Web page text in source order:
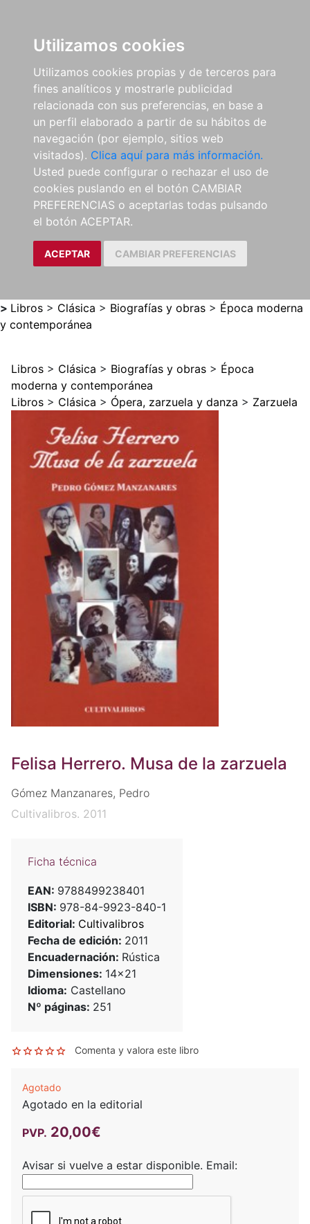
Utilizamos cookies
Utilizamos cookies propias y de terceros para
fines analíticos y mostrarle publicidad
relacionada con sus preferencias, en base a
un perfil elaborado a partir de su hábitos de
navegación (por ejemplo, sitios web
visitados). Clica aquí para más información.
Usted puede configurar o rechazar el uso de
cookies puslando en el botón CAMBIAR
PREFERENCIAS o aceptarlas todas pulsando
el botón ACEPTAR.
ACEPTAR CAMBIAR PREFERENCIAS
> Libros > Clásica > Biografías y obras > Época moderna
y contemporánea
Libros > Clásica > Biografías y obras > Época
moderna y contemporánea
Libros > Clásica > Ópera, zarzuela y danza > Zarzuela
Felisa Herrero. Musa de la zarzuela
Gómez Manzanares, Pedro
Cultivalibros. 2011
Ficha técnica
EAN: 9788499238401
ISBN: 978-84-9923-840-1
Editorial: Cultivalibros
Fecha de edición: 2011
Encuadernación: Rústica
Dimensiones: 14x21
Idioma: Castellano
Nº páginas: 251
Comenta y valora este libro
Agotado
Agotado en la editorial
PVP. 20,00€
Avisar si vuelve a estar disponible. Email: